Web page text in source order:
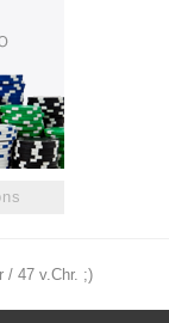
/ 47 v.Chr. ;)